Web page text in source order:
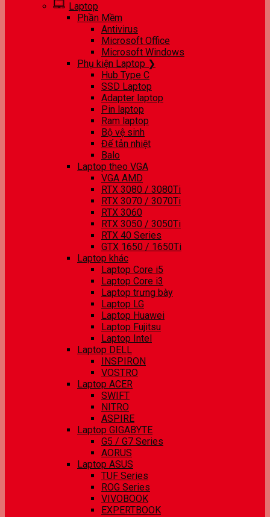
Laptop
Phần Mềm
Antivirus
Microsoft Office
Microsoft Windows
Phụ kiện Laptop ❯
Hub Type C
SSD Laptop
Adapter laptop
Pin laptop
Ram laptop
Bộ vệ sinh
Đế tản nhiệt
Balo
Laptop theo VGA
VGA AMD
RTX 3080 / 3080Ti
RTX 3070 / 3070Ti
RTX 3060
RTX 3050 / 3050Ti
RTX 40 Series
GTX 1650 / 1650Ti
Laptop khác
Laptop Core i5
Laptop Core i3
Laptop trưng bày
Laptop LG
Laptop Huawei
Laptop Fujitsu
Laptop Intel
Laptop DELL
INSPIRON
VOSTRO
Laptop ACER
SWIFT
NITRO
ASPIRE
Laptop GIGABYTE
G5 / G7 Series
AORUS
Laptop ASUS
TUF Series
ROG Series
VIVOBOOK
EXPERTBOOK